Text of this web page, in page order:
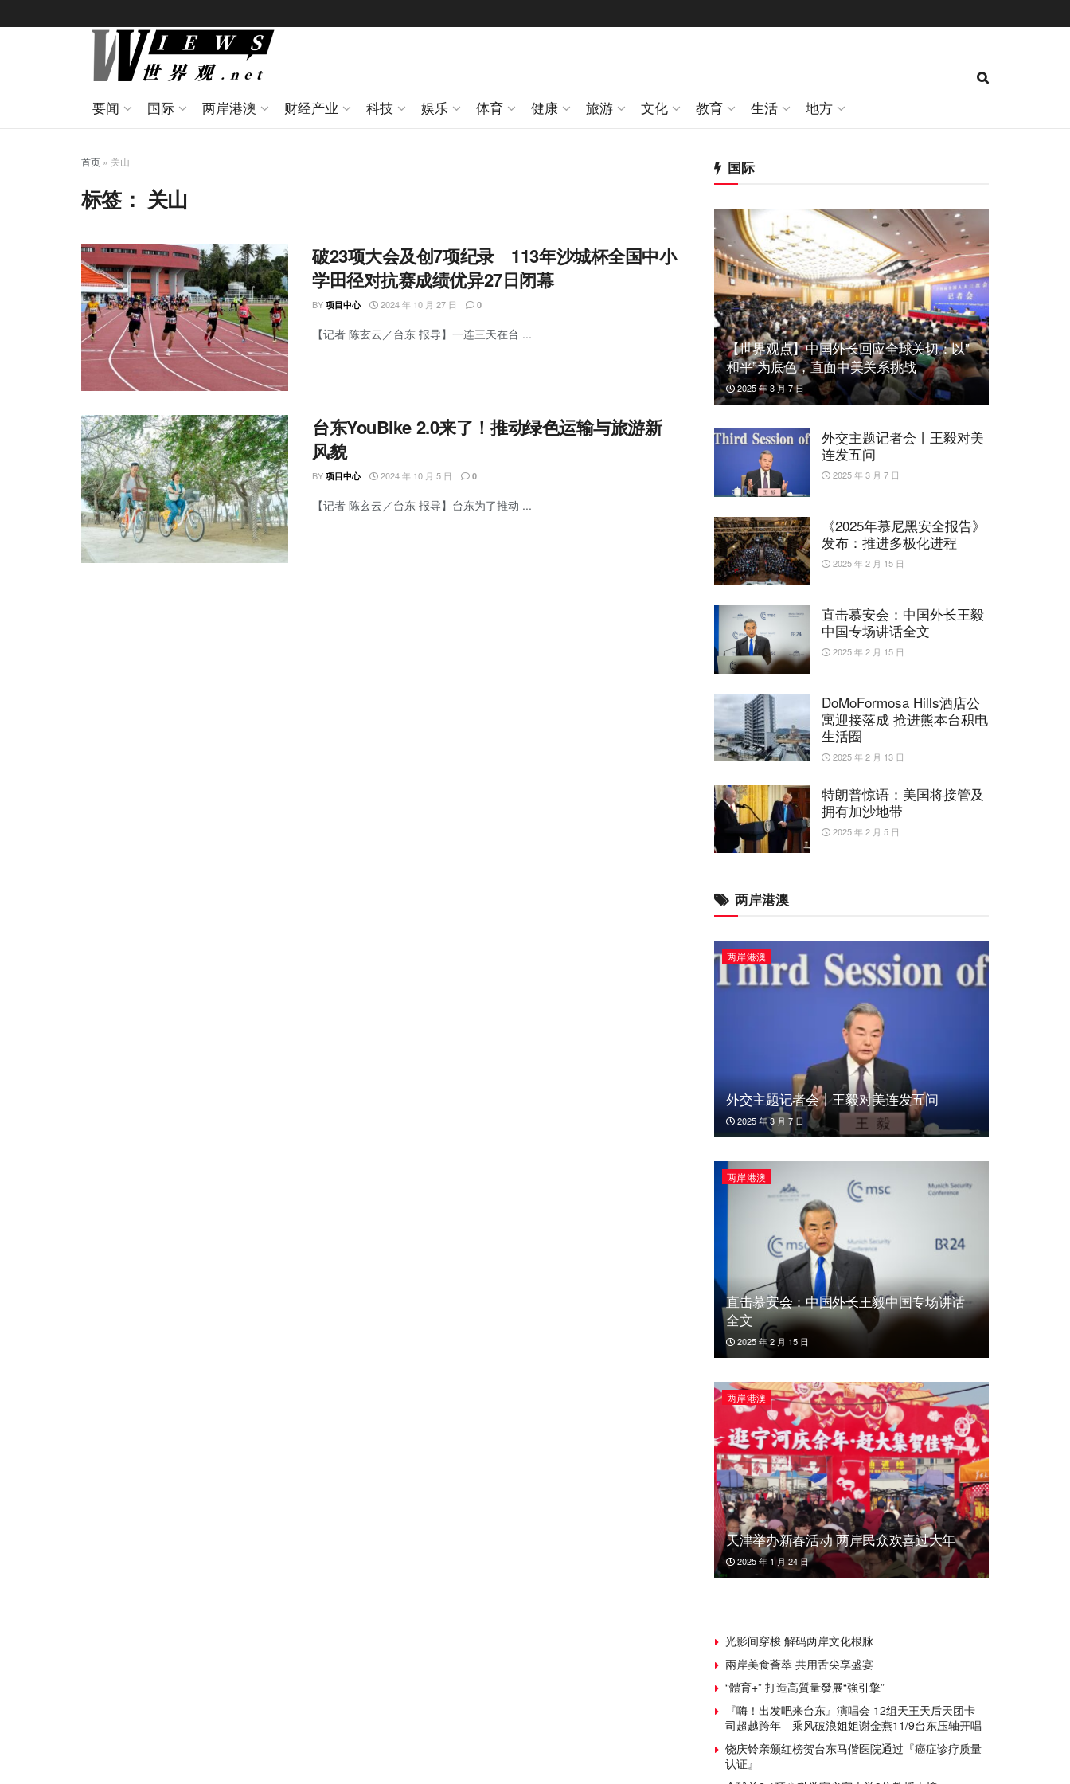
要闻 国际 两岸港澳 财经产业 科技 娱乐 体育 健康 旅游 文化 教育 生活 地方
首页 » 关山
标签： 关山
破23项大会及创7项纪录 113年沙城杯全国中小
学田径对抗赛成绩优异27日闭幕
BY 项目中心 2024 年 10 月 27 日 0
【记者 陈玄云／台东 报导】一连三天在台 ...
台东YouBike 2.0来了！推动绿色运输与旅游新
风貌
BY 项目中心 2024 年 10 月 5 日 0
【记者 陈玄云／台东 报导】台东为了推动 ...
国际
【世界观点】中国外长回应全球关切：以”
和平”为底色，直面中美关系挑战
2025 年 3 月 7 日
外交主题记者会丨王毅对美
连发五问
2025 年 3 月 7 日
《2025年慕尼黑安全报告》
发布：推进多极化进程
2025 年 2 月 15 日
直击慕安会：中国外长王毅
中国专场讲话全文
2025 年 2 月 15 日
DoMoFormosa Hills酒店公
寓迎接落成 抢进熊本台积电
生活圈
2025 年 2 月 13 日
特朗普惊语：美国将接管及
拥有加沙地带
2025 年 2 月 5 日
两岸港澳
两岸港澳
外交主题记者会丨王毅对美连发五问
2025 年 3 月 7 日
两岸港澳
直击慕安会：中国外长王毅中国专场讲话
全文
2025 年 2 月 15 日
两岸港澳
天津举办新春活动 两岸民众欢喜过大年
2025 年 1 月 24 日
光影间穿梭 解码两岸文化根脉
兩岸美食薈萃 共用舌尖享盛宴
“體育+” 打造高質量發展“強引擎”
『嗨！出发吧来台东』演唱会 12组天王天后天团卡
司超越跨年 乘风破浪姐姐谢金燕11/9台东压轴开唱
饶庆铃亲颁红榜贺台东马偕医院通过『癌症诊疗质量
认证』